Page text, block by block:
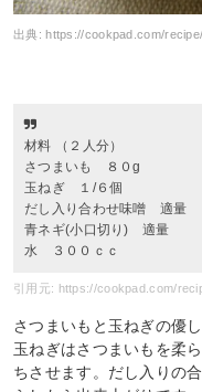
出典: https://cookpad.com/
材料 （２人分）
さつまいも ８０g
玉ねぎ １/６個
だし入り合わせ味噌 適量
青ネギ(小口切り) 適量
水 ３００ｃｃ
引用元: https://cookpad.com/
さつまいもと玉ねぎの優
玉ねぎはさつまいもを柔
ちさせます。だし入りの